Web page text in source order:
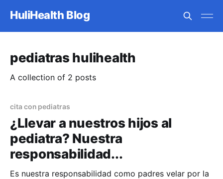
HuliHealth Blog
pediatras hulihealth
A collection of 2 posts
cita con pediatras
¿Llevar a nuestros hijos al
pediatra? Nuestra
responsabilidad...
Es nuestra responsabilidad como padres velar por la